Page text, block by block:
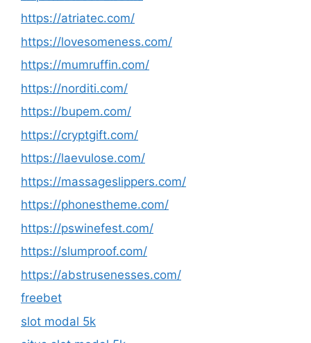
https://atriatec.com/
https://lovesomeness.com/
https://mumruffin.com/
https://norditi.com/
https://bupem.com/
https://cryptgift.com/
https://laevulose.com/
https://massageslippers.com/
https://phonestheme.com/
https://pswinefest.com/
https://slumproof.com/
https://abstrusenesses.com/
freebet
slot modal 5k